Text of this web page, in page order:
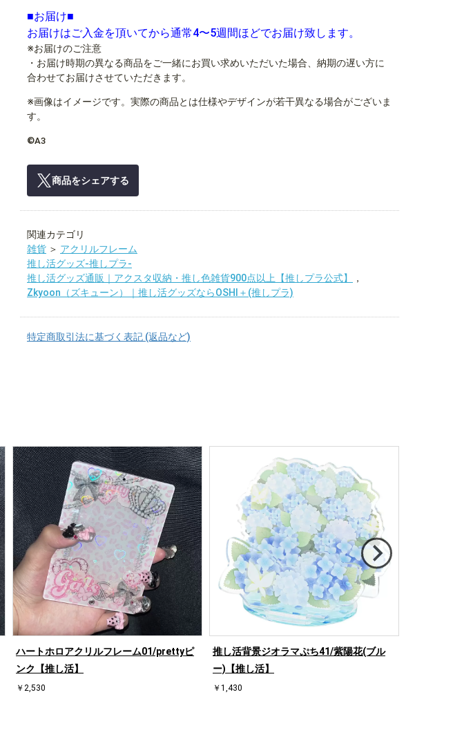
■お届け■
お届けはご入金を頂いてから通常4〜5週間ほどでお届け致します。
※お届けのご注意
・お届け時期の異なる商品をご一緒にお買い求めいただいた場合、納期の遅い方に
合わせてお届けさせていただきます。
※画像はイメージです。実際の商品とは仕様やデザインが若干異なる場合がございま
す。
©A3
商品をシェアする
関連カテゴリ
雑貨 ＞ アクリルフレーム
推し活グッズ-推しプラ-
推し活グッズ通販｜アクスタ収納・推し色雑貨900点以上【推しプラ公式】
，
Zkyoon（ズキューン）｜推し活グッズならOSHI＋(推しプラ)
特定商取引法に基づく表記 (返品など)
ハートホロアクリルフレーム01/prettyピ
ンク【推し活】
￥2,530
推し活背景ジオラマぷち41/紫陽花(ブル
ー)【推し活】
￥1,430